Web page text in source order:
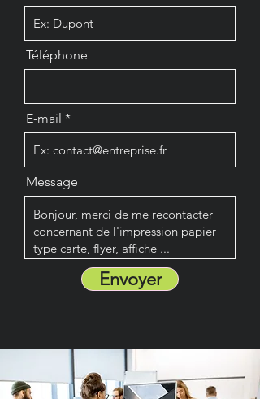
Téléphone
E-mail
Message
Envoyer